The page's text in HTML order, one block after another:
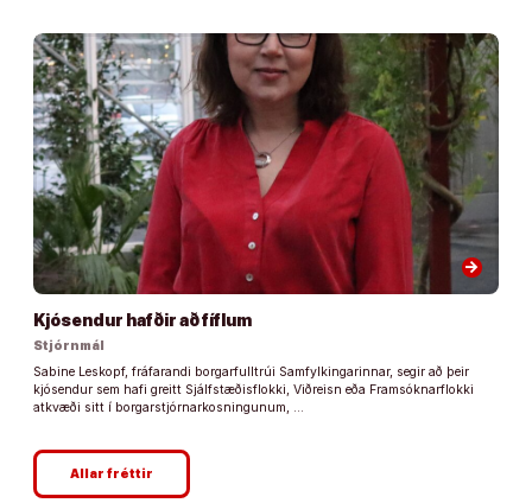
arrow_forward
Kjósendur hafðir að fíflum
Stjórnmál
Sabine Leskopf, fráfarandi borgarfulltrúi Samfylkingarinnar, segir að þeir
kjósendur sem hafi greitt Sjálfstæðisflokki, Viðreisn eða Framsóknarflokki
atkvæði sitt í borgarstjórnarkosningunum, …
Allar fréttir